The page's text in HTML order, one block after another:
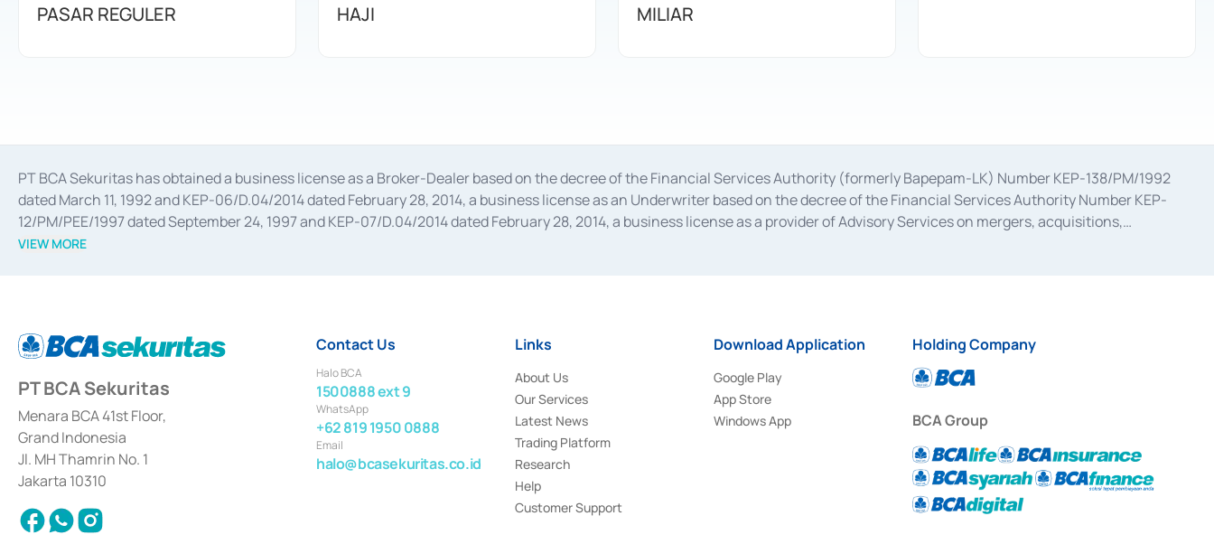
PASAR REGULER
HAJI
MILIAR
PT BCA Sekuritas has obtained a business license as a Broker-Dealer based on the decree of the Financial Services Authority (formerly Bapepam-LK) Number KEP-138/PM/1992
dated March 11, 1992 and KEP-06/D.04/2014 dated February 28, 2014, a business license as an Underwriter based on the decree of the Financial Services Authority Number KEP-
12/PM/PEE/1997 dated September 24, 1997 and KEP-07/D.04/2014 dated February 28, 2014, a business license as a provider of Advisory Services on mergers, acquisitions,
divestments, and joint ventures based on the decree of the Financial Services Authority Number S-67/PM.21/2014 dated February 28, 2014, a business license as a provider of
Settlement of Commercial Paper Transactions whose license was issued in 2018.
VIEW MORE
PT BCA Sekuritas
Menara BCA 41st Floor,
Grand Indonesia
Jl. MH Thamrin No. 1
Jakarta 10310
Contact Us
Halo BCA
1500888 ext 9
WhatsApp
+62 819 1950 0888
Email
halo@bcasekuritas.co.id
Links
About Us
Our Services
Latest News
Trading Platform
Research
Help
Customer Support
Download Application
Google Play
App Store
Windows App
Holding Company
BCA Group